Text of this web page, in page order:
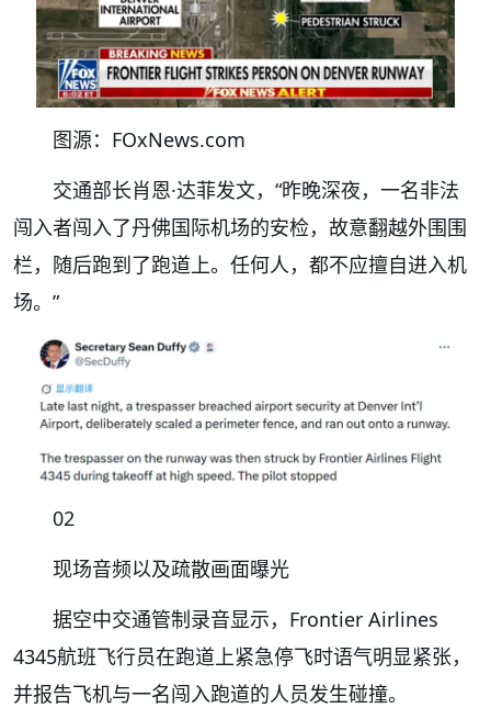
图源：FOxNews.com
交通部长肖恩·达菲发文，“昨晚深夜，一名非法
闯入者闯入了丹佛国际机场的安检，故意翻越外围围
栏，随后跑到了跑道上。任何人，都不应擅自进入机
场。”
02
现场音频以及疏散画面曝光
据空中交通管制录音显示，Frontier Airlines
4345航班飞行员在跑道上紧急停飞时语气明显紧张，
并报告飞机与一名闯入跑道的人员发生碰撞。